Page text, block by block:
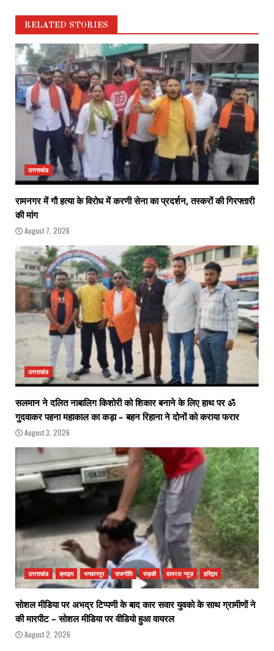
RELATED STORIES
उत्तराखंड
रामनगर में गौ हत्या के विरोध में करणी सेना का प्रदर्शन, तस्करों की गिरफ्तारी
की मांग
August 7, 2026
उत्तराखंड
सलमान ने दलित नाबालिग किशोरी को शिकार बनाने के लिए हाथ पर ॐ
गुदवाकर पहना महाकाल का कड़ा – बहन रिहाना ने दोनों को कराया फरार
August 3, 2026
उत्तराखंड क्राइम भगवानपुर राजनीति रुड़की वायरल न्यूज़ हरिद्वार
सोशल मीडिया पर अभद्र टिप्पणी के बाद कार सवार युवको के साथ ग्रामीणों ने
की मारपीट – सोशल मीडिया पर वीडियो हुआ वायरल
August 2, 2026